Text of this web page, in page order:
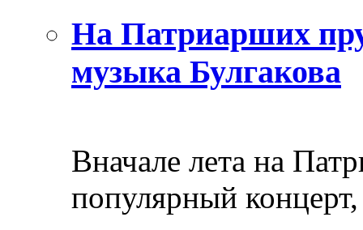
На Патриарших
музыка Булгакова
Вначале лета на
популярный